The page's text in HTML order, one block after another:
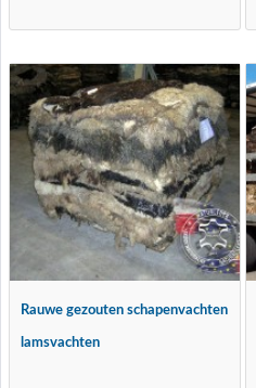
Rauwe gezouten schapenvachten
lamsvachten